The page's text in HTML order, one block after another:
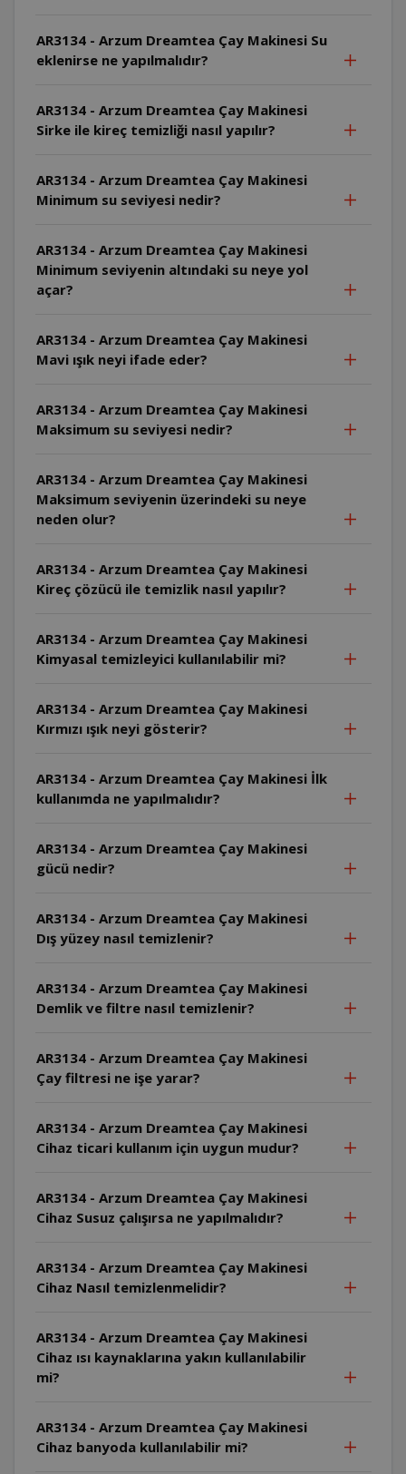
AR3134 - Arzum Dreamtea Çay Makinesi Su
eklenirse ne yapılmalıdır?
AR3134 - Arzum Dreamtea Çay Makinesi
Sirke ile kireç temizliği nasıl yapılır?
AR3134 - Arzum Dreamtea Çay Makinesi
Minimum su seviyesi nedir?
AR3134 - Arzum Dreamtea Çay Makinesi
Minimum seviyenin altındaki su neye yol
açar?
AR3134 - Arzum Dreamtea Çay Makinesi
Mavi ışık neyi ifade eder?
AR3134 - Arzum Dreamtea Çay Makinesi
Maksimum su seviyesi nedir?
AR3134 - Arzum Dreamtea Çay Makinesi
Maksimum seviyenin üzerindeki su neye
neden olur?
AR3134 - Arzum Dreamtea Çay Makinesi
Kireç çözücü ile temizlik nasıl yapılır?
AR3134 - Arzum Dreamtea Çay Makinesi
Kimyasal temizleyici kullanılabilir mi?
AR3134 - Arzum Dreamtea Çay Makinesi
Kırmızı ışık neyi gösterir?
AR3134 - Arzum Dreamtea Çay Makinesi İlk
kullanımda ne yapılmalıdır?
AR3134 - Arzum Dreamtea Çay Makinesi
gücü nedir?
AR3134 - Arzum Dreamtea Çay Makinesi
Dış yüzey nasıl temizlenir?
AR3134 - Arzum Dreamtea Çay Makinesi
Demlik ve filtre nasıl temizlenir?
AR3134 - Arzum Dreamtea Çay Makinesi
Çay filtresi ne işe yarar?
AR3134 - Arzum Dreamtea Çay Makinesi
Cihaz ticari kullanım için uygun mudur?
AR3134 - Arzum Dreamtea Çay Makinesi
Cihaz Susuz çalışırsa ne yapılmalıdır?
AR3134 - Arzum Dreamtea Çay Makinesi
Cihaz Nasıl temizlenmelidir?
AR3134 - Arzum Dreamtea Çay Makinesi
Cihaz ısı kaynaklarına yakın kullanılabilir
mi?
AR3134 - Arzum Dreamtea Çay Makinesi
Cihaz banyoda kullanılabilir mi?